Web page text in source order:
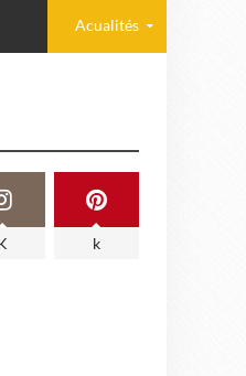
Acualités
k